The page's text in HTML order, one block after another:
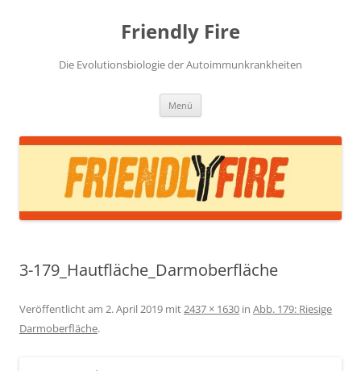
Friendly Fire
Die Evolutionsbiologie der Autoimmunkrankheiten
Menü
3-179_Hautfläche_Darmoberfläche
Veröffentlicht am 2. April 2019 mit2437 × 1630 in Abb. 179: Riesige
Darmoberfläche.